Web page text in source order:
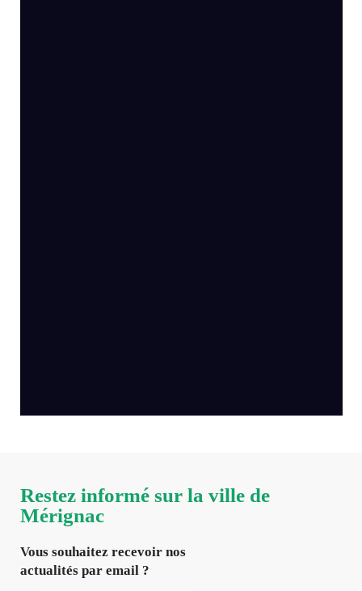
Restez informé sur la ville de
Mérignac
Vous souhaitez recevoir nos
actualités par email ?